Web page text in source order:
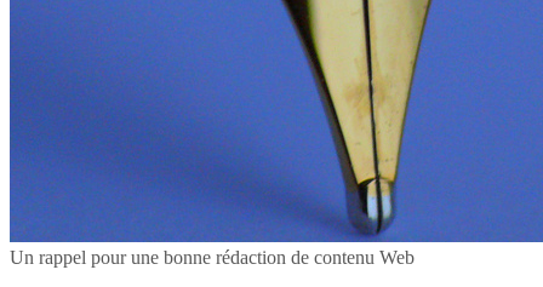
Un rappel pour une bonne rédaction de contenu Web